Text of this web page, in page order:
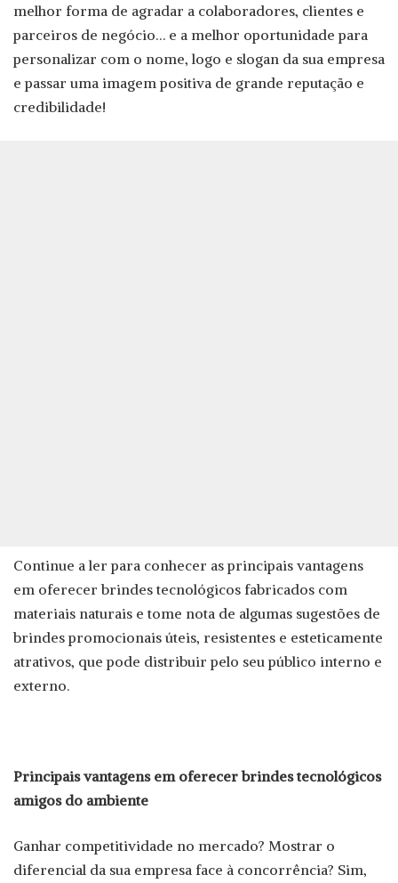
melhor forma de agradar a colaboradores, clientes e
parceiros de negócio… e a melhor oportunidade para
personalizar com o nome, logo e slogan da sua empresa
e passar uma imagem positiva de grande reputação e
credibilidade!
Continue a ler para conhecer as principais vantagens
em oferecer brindes tecnológicos fabricados com
materiais naturais e tome nota de algumas sugestões de
brindes promocionais úteis, resistentes e esteticamente
atrativos, que pode distribuir pelo seu público interno e
externo.
Principais vantagens em oferecer brindes tecnológicos
amigos do ambiente
Ganhar competitividade no mercado? Mostrar o
diferencial da sua empresa face à concorrência? Sim,